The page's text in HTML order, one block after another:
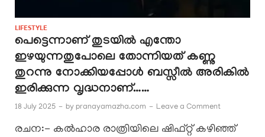
LIFESTYLE
പെട്ടെന്നാണ് തുടയിൽ എന്തോ
ഇഴയുന്നതുപോലെ തോന്നിയത് കണ്ണു
തുറന്നു നോക്കിയപ്പോൾ ബസ്സീൽ അരികിൽ
ഇരിക്കുന്ന വൃദ്ധനാണ്……
18 July 2025 - by pranayamazha.com - Leave a Comment
രചന:- കൽഹാര രാത്രിയിലെ ഷിഫ്റ്റ് കഴിഞ്ഞ്